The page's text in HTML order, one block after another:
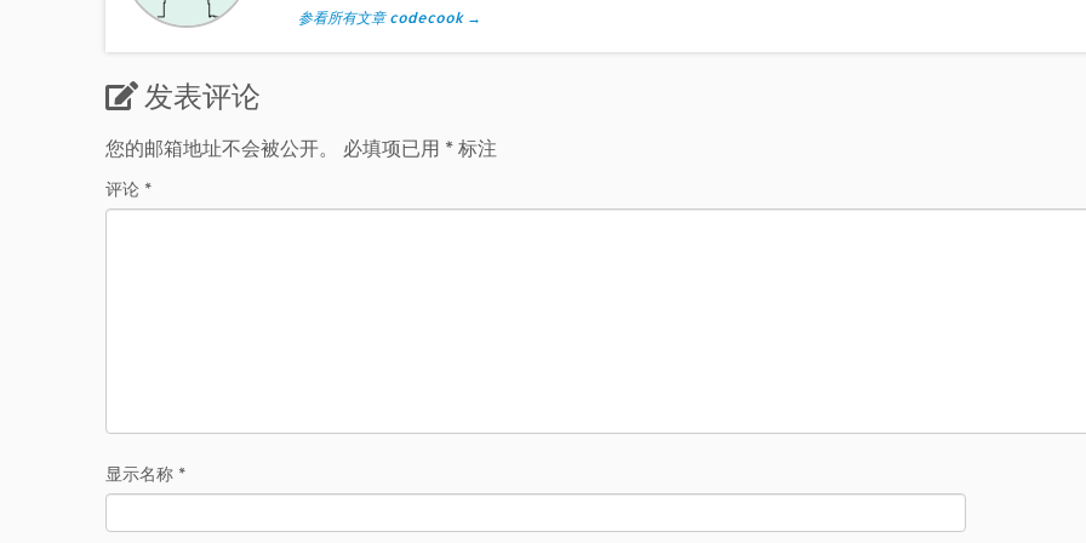
参看所有文章 codecook →
发表评论
您的邮箱地址不会被公开。 必填项已用 *标注
评论 *
显示名称 *